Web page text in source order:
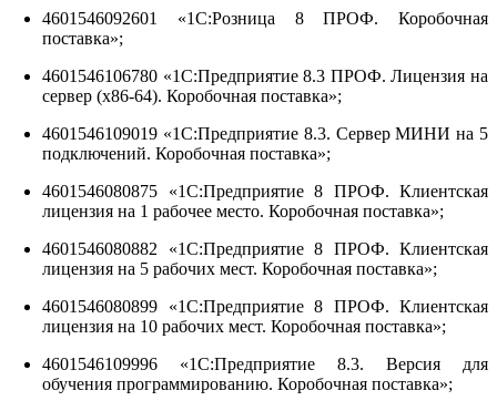
4601546092601 «1С:Розница 8 ПРОФ. Коробочная
поставка»;
4601546106780 «1С:Предприятие 8.3 ПРОФ. Лицензия на
сервер (x86-64). Коробочная поставка»;
4601546109019 «1С:Предприятие 8.3. Сервер МИНИ на 5
подключений. Коробочная поставка»;
4601546080875 «1С:Предприятие 8 ПРОФ. Клиентская
лицензия на 1 рабочее место. Коробочная поставка»;
4601546080882 «1С:Предприятие 8 ПРОФ. Клиентская
лицензия на 5 рабочих мест. Коробочная поставка»;
4601546080899 «1С:Предприятие 8 ПРОФ. Клиентская
лицензия на 10 рабочих мест. Коробочная поставка»;
4601546109996 «1С:Предприятие 8.3. Версия для
обучения программированию. Коробочная поставка»;